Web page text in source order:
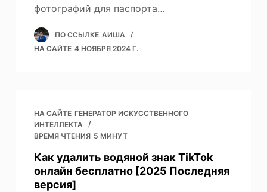
фотографий для паспорта…
ПО ССЫЛКЕ АИША
НА САЙТЕ 4 НОЯБРЯ 2024 Г.
НА САЙТЕ ГЕНЕРАТОР ИСКУССТВЕННОГО
ИНТЕЛЛЕКТА
ВРЕМЯ ЧТЕНИЯ 5 МИНУТ
Как удалить водяной знак TikTok
онлайн бесплатно [2025 Последняя
версия]